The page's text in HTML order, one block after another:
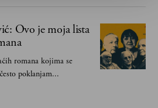
Ovo je moja lista
romana kojima se
poklanjam...